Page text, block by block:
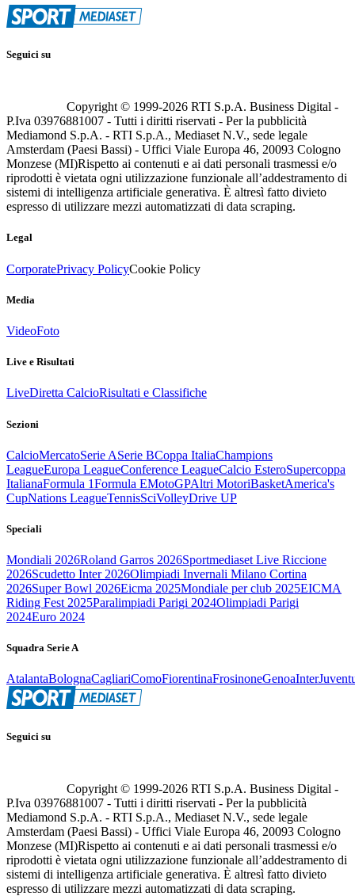
Seguici su
Copyright © 1999-2026 RTI S.p.A. Business Digital -
P.Iva 03976881007 - Tutti i diritti riservati - Per la pubblicità
Mediamond S.p.A. - RTI S.p.A., Mediaset N.V., sede legale
Amsterdam (Paesi Bassi) - Uffici Viale Europa 46, 20093 Cologno
Monzese (MI)Rispetto ai contenuti e ai dati personali trasmessi e/o
riprodotti è vietata ogni utilizzazione funzionale all’addestramento di
sistemi di intelligenza artificiale generativa. È altresì fatto divieto
espresso di utilizzare mezzi automatizzati di data scraping.
Legal
CorporatePrivacy PolicyCookie Policy
Media
VideoFoto
Live e Risultati
LiveDiretta CalcioRisultati e Classifiche
Sezioni
CalcioMercatoSerie ASerie BCoppa ItaliaChampions
LeagueEuropa LeagueConference LeagueCalcio EsteroSupercoppa
ItalianaFormula 1Formula EMotoGPAltri MotoriBasketAmerica's
CupNations LeagueTennisSciVolleyDrive UP
Speciali
Mondiali 2026Roland Garros 2026Sportmediaset Live Riccione
2026Scudetto Inter 2026Olimpiadi Invernali Milano Cortina
2026Super Bowl 2026Eicma 2025Mondiale per club 2025EICMA
Riding Fest 2025Paralimpiadi Parigi 2024Olimpiadi Parigi
2024Euro 2024
Squadra Serie A
AtalantaBolognaCagliariComoFiorentinaFrosinoneGenoaInter
Seguici su
Copyright © 1999-2026 RTI S.p.A. Business Digital -
P.Iva 03976881007 - Tutti i diritti riservati - Per la pubblicità
Mediamond S.p.A. - RTI S.p.A., Mediaset N.V., sede legale
Amsterdam (Paesi Bassi) - Uffici Viale Europa 46, 20093 Cologno
Monzese (MI)Rispetto ai contenuti e ai dati personali trasmessi e/o
riprodotti è vietata ogni utilizzazione funzionale all’addestramento di
sistemi di intelligenza artificiale generativa. È altresì fatto divieto
espresso di utilizzare mezzi automatizzati di data scraping.